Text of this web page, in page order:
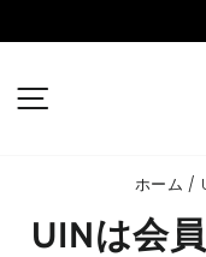
ホーム /
UINは会